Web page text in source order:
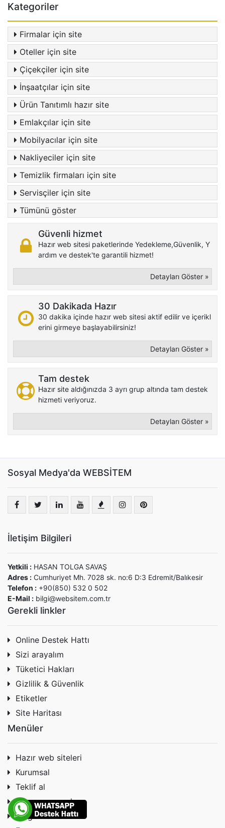
Kategoriler
Firmalar için site
Oteller için site
Çiçekçiler için site
İnşaatçılar için site
Ürün Tanıtımlı hazır site
Emlakçılar için site
Mobilyacılar için site
Nakliyeciler için site
Temizlik firmaları için site
Servisçiler için site
Tümünü göster
Güvenli hizmet
Hazır web sitesi paketlerinde Yedekleme,Güvenlik, Y
ardım ve destek'te garantili hizmet!
Detayları Göster »
30 Dakikada Hazır
30 dakika içinde hazır web sitesi aktif edilir ve içerikl
erini girmeye başlayabilirsiniz!
Detayları Göster »
Tam destek
Hazır site aldığınızda 3 ayrı grup altında tam destek
hizmeti veriyoruz.
Detayları Göster »
Sosyal Medya'da WEBSİTEM
İletişim Bilgileri
Yetkili : HASAN TOLGA SAVAŞ
Adres : Cumhuriyet Mh. 7028 sk. no:6 D:3 Edremit/Balıkesir
Telefon : +90(850) 532 0 502
E-Mail : bilgi@websitem.com.tr
Gerekli linkler
Online Destek Hattı
Sizi arayalım
Tüketici Hakları
Gizlilik & Güvenlik
Etiketler
Site Haritası
Menüler
Hazır web siteleri
Kurumsal
Teklif al
Hesap numaraları
Blog